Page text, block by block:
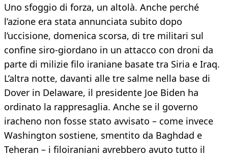
Uno sfoggio di forza, un altolà. Anche perché
l’azione era stata annunciata subito dopo
l’uccisione, domenica scorsa, di tre militari sul
confine siro-giordano in un attacco con droni da
parte di milizie filo iraniane basate tra Siria e Iraq.
L’altra notte, davanti alle tre salme nella base di
Dover in Delaware, il presidente Joe Biden ha
ordinato la rappresaglia. Anche se il governo
iracheno non fosse stato avvisato – come invece
Washington sostiene, smentito da Baghdad e
Teheran – i filoiraniani avrebbero avuto tutto il